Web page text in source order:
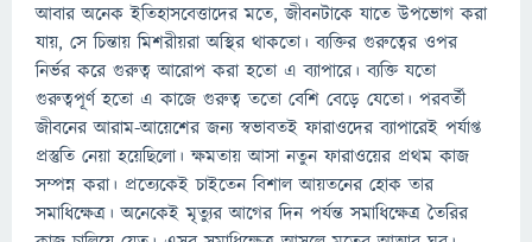
আবার অনেক ইতিহাসবেত্তাদের মতে, জীবনটাকে যাতে উপভোগ করা
যায়, সে চিন্তায় মিশরীয়রা অস্থির থাকতো। ব্যক্তির গুরুত্বের ওপর
নির্ভর করে গুরুত্ব আরোপ করা হতো এ ব্যাপারে। ব্যক্তি যতো
গুরুত্বপূর্ণ হতো এ কাজে গুরুত্ব ততো বেশি বেড়ে যেতো। পরবর্তী
জীবনের আরাম-আয়েশের জন্য স্বভাবতই ফারাওদের ব্যাপারেই পর্যাপ্ত
প্রস্তুতি নেয়া হয়েছিলো। ক্ষমতায় আসা নতুন ফারাওয়ের প্রথম কাজ
সম্পন্ন করা। প্রত্যেকেই চাইতেন বিশাল আয়তনের হোক তার
সমাধিক্ষেত্র। অনেকেই মৃত্যুর আগের দিন পর্যন্ত সমাধিক্ষেত্র তৈরির